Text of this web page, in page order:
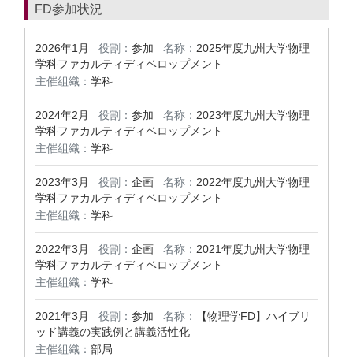
FD参加状況
2026年1月 役割： 参加 名称： 2025年度九州大学物理
学科ファカルティディベロップメント
主催組織： 学科
2024年2月 役割： 参加 名称： 2023年度九州大学物理
学科ファカルティディベロップメント
主催組織： 学科
2023年3月 役割： 企画 名称： 2022年度九州大学物理
学科ファカルティディベロップメント
主催組織： 学科
2022年3月 役割： 企画 名称： 2021年度九州大学物理
学科ファカルティディベロップメント
主催組織： 学科
2021年3月 役割： 参加 名称：
【物理学FD】ハイブリ
ッド講義の実践例と講義活性化
主催組織： 部局